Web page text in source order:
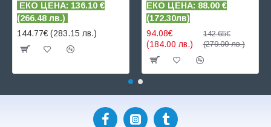
ЕКО ЦЕНА: 136.10 €
(266.48 лв.)
144.77€ (283.15 лв.)
ЕКО ЦЕНА: 88.00 €
(172.30лв)
94.08€
(184.00 лв.)
142.65€
(279.00 лв.)